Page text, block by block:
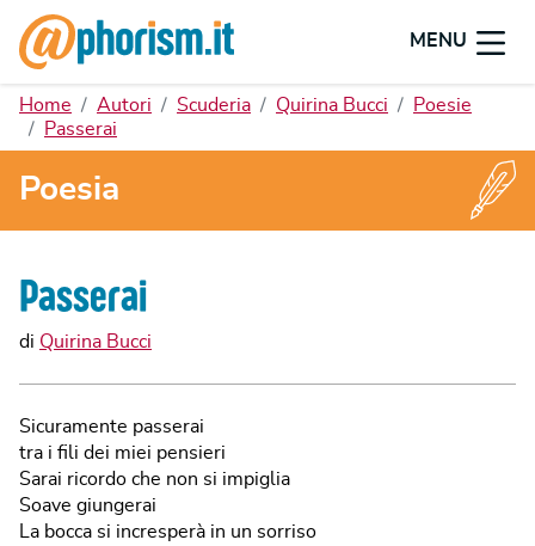
MENU
Home Autori Scuderia Quirina Bucci
Poesie
Passerai
Poesia
Passerai
di Quirina Bucci
Sicuramente passerai
tra i fili dei miei pensieri
Sarai ricordo che non si impiglia
Soave giungerai
La bocca si incresperà in un sorriso